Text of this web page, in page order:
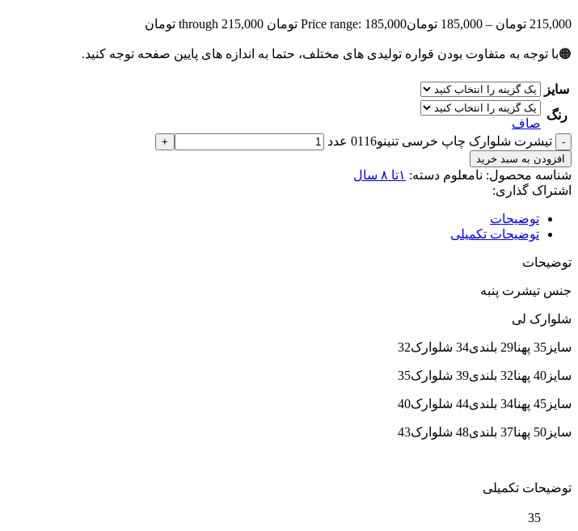
215,000 تومان –
185,000 تومانPrice range: 185,000 تومان through 215,000 تومان
🟠با توجه به متفاوت بودن قواره تولیدی های مختلف، حتما به اندازه های پایین صفحه توجه کنید.
سایز
رنگ
صاف
تیشرت شلوارک چاپ خرسی تنینو0116 عدد
افزودن به سبد خرید
شناسه محصول: نامعلوم دسته: ۱تا ۸ سال
اشتراک گذاری:
توضیحات
توضیحات تکمیلی
توضیحات
جنس تیشرت پنبه
شلوارک لی
سایز35 پهنا29 بلندی34 شلوارک32
سایز40 پهنا32 بلندی39 شلوارک35
سایز45 پهنا34 بلندی44 شلوارک40
سایز50 پهنا37 بلندی48 شلوارک43
توضیحات تکمیلی
35